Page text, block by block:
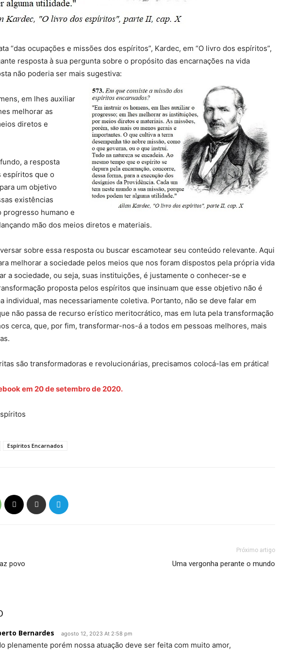
“das ocupações e missões dos espíritos”, Kardec, em “O livro dos espíritos”,
resposta à sua pergunta sobre o propósito das encarnações na vida
não poderia ser mais sugestiva:
em lhes auxiliar
melhorar as
diretos e
a resposta
espíritos que o
um objetivo
existências
progresso humano e
mão dos meios diretos e materiais.
sobre essa resposta ou buscar escamotear seu conteúdo relevante. Aqui
melhorar a sociedade pelos meios que nos foram dispostos pela própria vida
a sociedade, ou seja, suas instituições, é justamente o conhecer-se e
proposta pelos espíritos que insinuam que esse objetivo não é
individual, mas necessariamente coletiva. Portanto, não se deve falar em
não passa de recurso erístico meritocrático, mas em luta pela transformação
cerca, que, por fim, transformar-nos-á a todos em pessoas melhores, mais
são transformadoras e revolucionárias, precisamos colocá-las em prática!
em 20 de setembro de 2020.
Espíritos Encarnados
povo
Próximo artigo
Uma vergonha perante o mundo
Bernardes agosto 12, 2023 At 2:58 pm
plenamente porém nossa atuação deve ser feita com muito amor,